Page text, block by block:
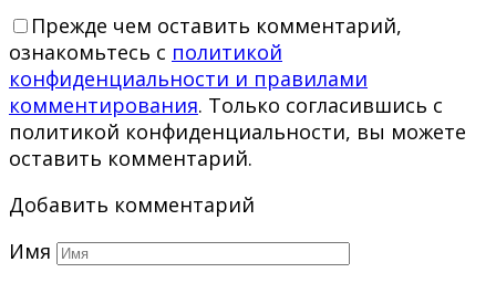
Прежде чем оставить комментарий,
ознакомьтесь с политикой
конфиденциальности и правилами
комментирования. Только согласившись с
политикой конфиденциальности, вы можете
оставить комментарий.
Добавить комментарий
Имя